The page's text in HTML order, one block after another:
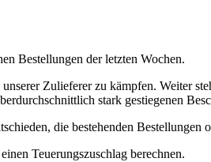
Bestellungen der letzten Wochen.
Zulieferer zu kämpfen. Weiter
stark gestiegenen
die bestehenden Bestellungen
Teuerungszuschlag berechnen.